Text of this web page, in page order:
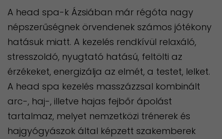
A head spa-k Ázsiában már régóta nagy
népszerűségnek örvendenek számos jótékony
hatásuk miatt. A kezelés rendkívül relaxáló,
stresszoldó, nyugtató hatású, feltölti az
érzékeket, energizálja az elmét, a testet, lelket.
A head spa kezelés masszázzsal kombinált
arc-, haj-, illetve hajas fejbőr ápolást
tartalmaz, melyet nemzetközi trénerek és
hajgyógyászok által képzett szakemberek